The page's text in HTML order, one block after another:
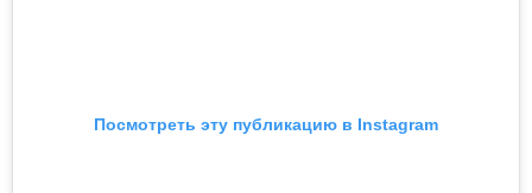
Посмотреть эту публикацию в Instagram